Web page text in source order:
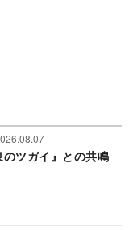
ツガイ』との共鳴